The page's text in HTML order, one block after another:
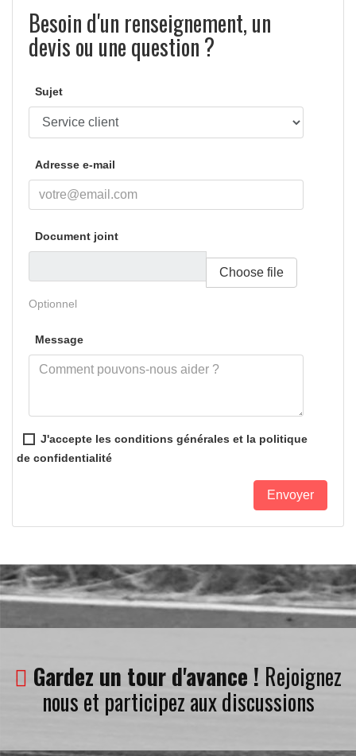
Besoin d'un renseignement, un
devis ou une question ?
Sujet
Adresse e-mail
Document joint
Choose file
Optionnel
Message
J'accepte les conditions générales et la politique
de confidentialité
Gardez un tour d'avance ! Rejoignez
nous et participez aux discussions